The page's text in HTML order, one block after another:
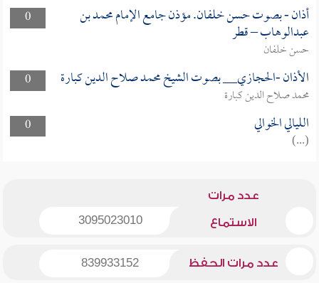
0
أذان - بصوت حسن خلفان. مؤذن جامع الإمام محمد بن
عبدالوهاب – قطر
حسن خلفان
0
الأذان -الحجازي__ بصوت الشيخ محمد صلاح الدين كبارة
محمد صلاح الدين كبارة
0
الليالي الخوالي
(...)
عدد مرات
الاستماع 3095023010
عدد مرات الحفظ 839933152